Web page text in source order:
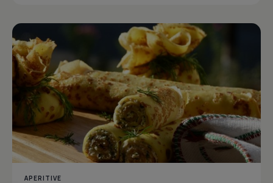
APERITIVE